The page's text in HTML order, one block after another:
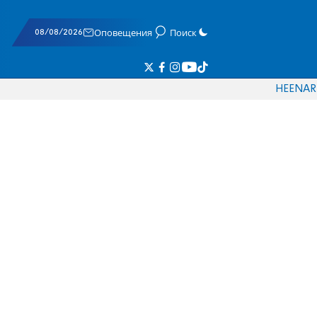
08/08/2026 Оповещения Поиск
HEENAR